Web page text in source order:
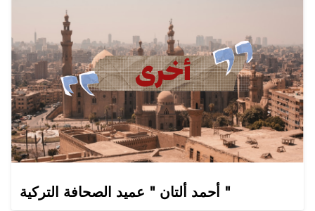
أحمد ألتان " عميد الصحافة التركية "